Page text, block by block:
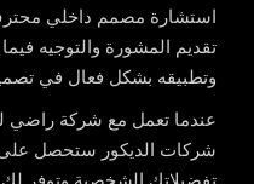
استشارة مصمم داخلي
تقديم المشورة والتوجيه
وتطبيقه بشكل فعال في
عندما تعمل مع شركة راضي
شركات الديكور ستحصل على